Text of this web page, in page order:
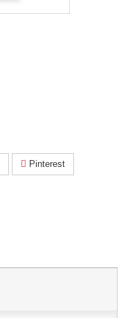
Pinterest